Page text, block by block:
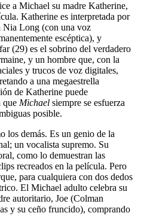
a Michael su madre Katherine,
Katherine es interpretada por
Nia Long (con una voz
escéptica), y
(29) es el sobrino del verdadero
y un hombre que, con la
y trucos de voz digitales,
a una megaestrella
de Katherine puede
que Michael siempre se esfuerza
posible.
los demás. Es un genio de la
un vocalista supremo. Su
como lo demuestran las
recreados en la película. Pero
para cualquiera con dos dedos
El Michael adulto celebra su
autoritario, Joe (Colman
y su ceño fruncido), comprando